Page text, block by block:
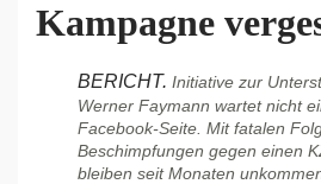
Kampagne
BERICHT. Initiative zur
Werner Faymann wartet nicht
Facebook-Seite. Mit fatalen
Beschimpfungen gegen einen
bleiben seit Monaten